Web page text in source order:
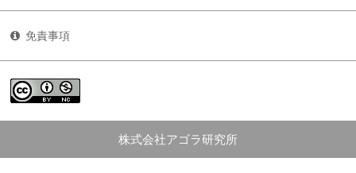
免責事項
株式会社アゴラ研究所